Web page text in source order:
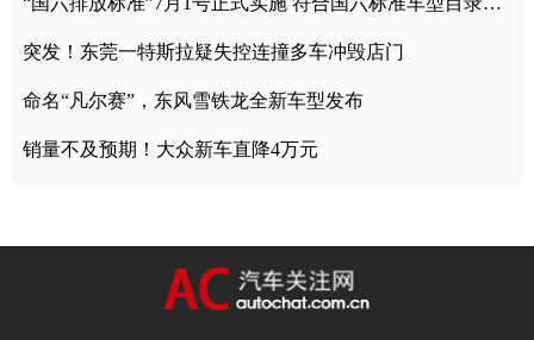
突发！东莞一特斯拉疑失控连撞多车冲毁店门
命名“凡尔赛”，东风雪铁龙全新车型发布
销量不及预期！大众新车直降4万元